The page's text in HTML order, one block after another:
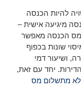
להיות הכנסה
מיגיעה אישית –
הכנסה מאפשר
שונות בכפוף
ושיעור דמי
יחד עם זאת,
מתשלום מס